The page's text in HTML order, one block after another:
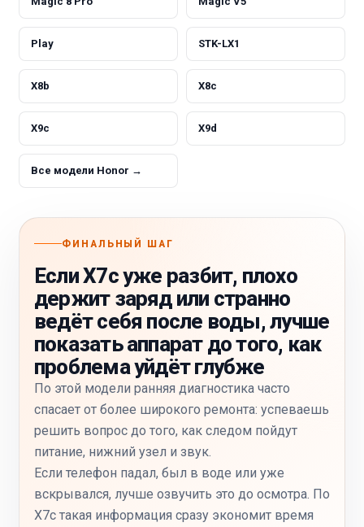
Play STK-LX1
X8b X8c
X9c X9d
Все модели Honor →
ФИНАЛЬНЫЙ ШАГ
Если X7c уже разбит, плохо
держит заряд или странно
ведёт себя после воды, лучше
показать аппарат до того, как
проблема уйдёт глубже
По этой модели ранняя диагностика часто
спасает от более широкого ремонта: успеваешь
решить вопрос до того, как следом пойдут
питание, нижний узел и звук.
Если телефон падал, был в воде или уже
вскрывался, лучше озвучить это до осмотра. По
X7c такая информация сразу экономит время